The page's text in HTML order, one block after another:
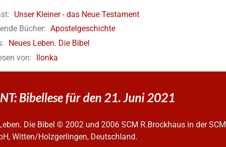
Unser Kleiner - das Neue Testament
Bücher: Apostelgeschichte
Neues Leben. Die Bibel
von: Ilonka
Bibellese für den 21. Juni 2021
Die Bibel © 2002 und 2006 SCM R.Brockhaus in der SCM
Witten/Holzgerlingen, Deutschland.